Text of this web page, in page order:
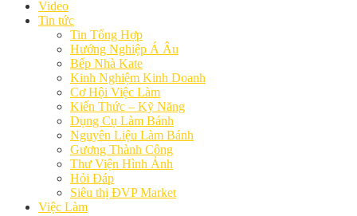
Video
Tin tức
Tin Tổng Hợp
Hướng Nghiệp Á Âu
Bếp Nhà Kate
Kinh Nghiệm Kinh Doanh
Cơ Hội Việc Làm
Kiến Thức – Kỹ Năng
Dụng Cụ Làm Bánh
Nguyên Liệu Làm Bánh
Gương Thành Công
Thư Viện Hình Ảnh
Hỏi Đáp
Siêu thị ĐVP Market
Việc Làm